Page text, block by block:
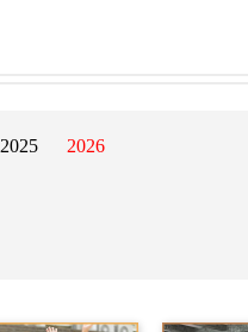
2025 2026